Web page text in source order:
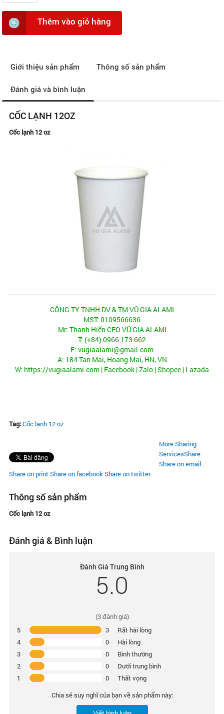
Thêm vào giỏ hàng
Giới thiệu sản phẩm Thông số sản phẩm
Đánh giá và bình luận
CỐC LẠNH 12OZ
Cốc lạnh 12 oz
CÔNG TY TNHH DV & TM VŨ GIA ALAMI
MST: 0109566636
Mr: Thanh Hiển CEO VŨ GIA ALAMI
T: (+84) 0966 173 662
E: vugiaalami@gmail.com
A: 184 Tan Mai, Hoang Mai, HN, VN
W: https://vugiaalami.com | Facebook | Zalo |Shopee | Lazada
Tag:Cốc lạnh 12 oz
More Sharing
ServicesShare
Share on email
Share on print Share on facebookShare on twitter
Thông số sản phẩm
Cốc lạnh 12 oz
Đánh giá & Bình luận
Đánh Giá Trung Bình
5.0
(3đánh giá)
5
3
Rất hài lòng
4
0
Hài lòng
3
0
Bình thường
2
0
Dưới trung bình
1
0
Thất vọng
Chia sẻ suy nghĩ của bạn về sản phẩm này: